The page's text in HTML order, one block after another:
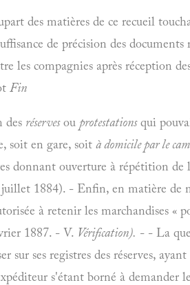
des matières de ce recueil
de précision des
compagnies après réception
Fin
des réservesou protestationsqui
soit en gare, soit à domicile par le
donnant ouverture à répétition
1884). - Enfin, en matière de
à retenir les marchandises «
1887. - V. Vérification). - - La
sur ses registres des réserves, ayant
s'étant borné à demander le